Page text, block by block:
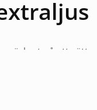
på ett sätt
sig med. Den